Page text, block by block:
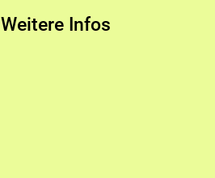
Weitere Infos